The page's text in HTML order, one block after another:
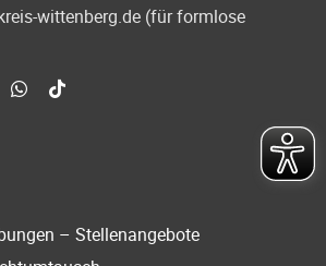
wittenberg.de (für formlose
– Stellenangebote